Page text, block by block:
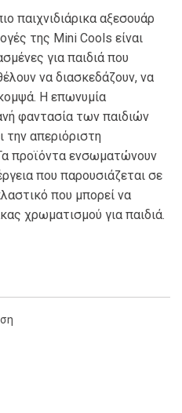
παιχνιδιάρικα αξεσουάρ
της Mini Cools είναι
για παιδιά που
να διασκεδάζουν, να
κομψά. Η επωνυμία
φαντασία των παιδιών
την απεριόριστη
προϊόντα ενσωματώνουν
που παρουσιάζεται σε
που μπορεί να
χρωματισμού για παιδιά.